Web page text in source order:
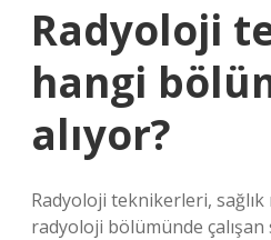
Radyoloji
hangi
alıyor?
Radyoloji teknikerleri,
radyoloji bölümünde çalışan